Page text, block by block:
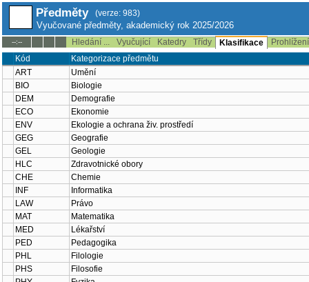
Předměty (verze: 983)
Vyučované předměty, akademický rok 2025/2026
--:-- Hledání ... Vyučující Katedry Třídy Klasifikace
Kód
Kategorizace předmětu
ART
Umění
BIO
Biologie
DEM
Demografie
ECO
Ekonomie
ENV
Ekologie a ochrana živ. prostředí
GEG
Geografie
GEL
Geologie
HLC
Zdravotnické obory
CHE
Chemie
INF
Informatika
LAW
Právo
MAT
Matematika
MED
Lékařství
PED
Pedagogika
PHL
Filologie
PHS
Filosofie